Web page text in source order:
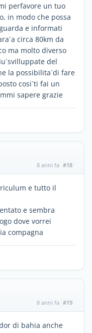
perfavore un tuo
in modo che possa
e informati
circa 80km da
ma molto diverso
del
la possibilita´di fare
cosi´ti fai un
sapere grazie
8 anni fa #18
e tutto il
e sembra
dove vorrei
compagna
8 anni fa #19
di bahia anche